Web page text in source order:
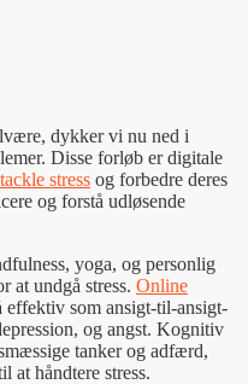
dykker vi nu ned i
Disse forløb er digitale
tackle stress og forbedre deres
og forstå udløsende
yoga, og personlig
at undgå stress. Online
som ansigt-til-ansigt-
og angst. Kognitiv
tanker og adfærd,
at håndtere stress.